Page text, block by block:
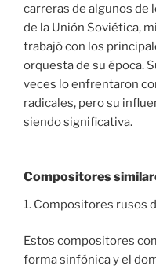
carreras de algunos de
de la Unión Soviética,
trabajó con los
orquesta de su época.
veces lo enfrentaron
radicales, pero su
siendo significativa.
Compositores
1. Compositores rusos
Estos compositores
forma sinfónica y el